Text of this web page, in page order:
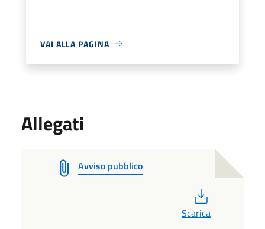
VAI ALLA PAGINA
Allegati
Avviso pubblico
Scarica